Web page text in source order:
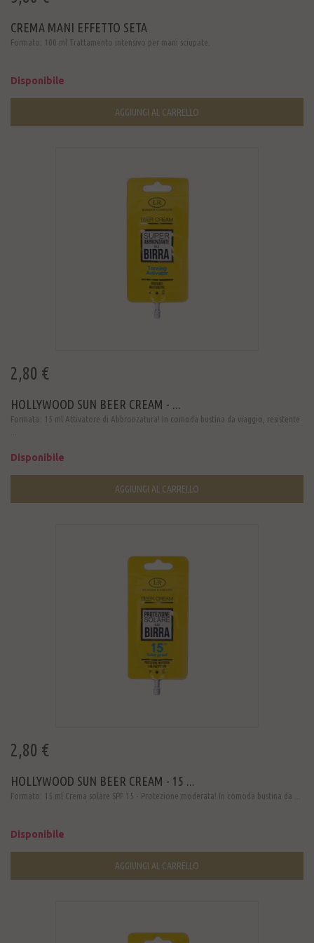
CREMA MANI EFFETTO SETA
Formato: 100 ml Trattamento intensivo per mani sciupate.
Disponibile
AGGIUNGI AL CARRELLO
2,80 €
HOLLYWOOD SUN BEER CREAM - ...
Formato: 15 ml Attivatore di Abbronzatura! In comoda bustina da viaggio, resistente
Disponibile
AGGIUNGI AL CARRELLO
2,80 €
HOLLYWOOD SUN BEER CREAM - 15 ...
Formato: 15 ml Crema solare SPF 15 - Protezione moderata! In comoda bustina da ...
Disponibile
AGGIUNGI AL CARRELLO